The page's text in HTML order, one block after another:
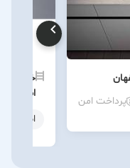
پرداخت امن
خرید
اصفهان
اصفهان